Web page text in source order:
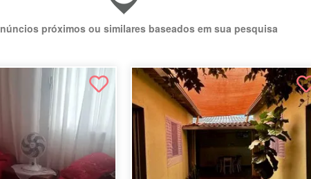
próximos ou similares baseados em sua pesquisa